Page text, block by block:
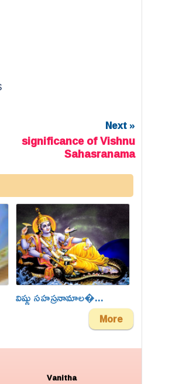
Next »
significance of Vishnu
Sahasranama
విష్ణు సహస్రనామాల�...
More
Vanitha